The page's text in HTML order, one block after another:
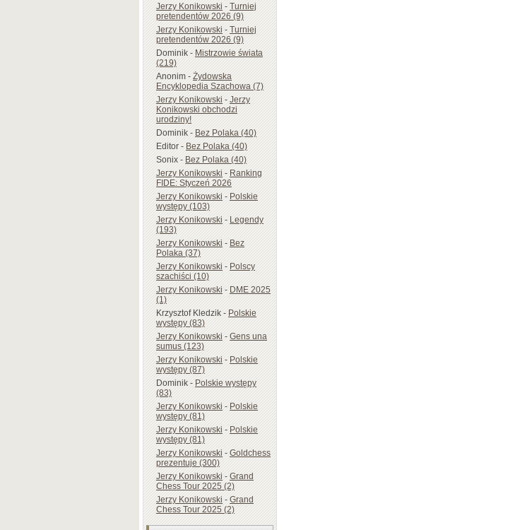
Jerzy Konikowski-Turniej
pretendentów 2026 (9)
Jerzy Konikowski-Turniej
pretendentów 2026 (9)
Dominik-Mistrzowie świata
(219)
Anonim-Żydowska
Encyklopedia Szachowa (7)
Jerzy Konikowski-Jerzy
Konikowski obchodzi
urodziny!
Dominik-Bez Polaka (40)
Editor-Bez Polaka (40)
Sonix-Bez Polaka (40)
Jerzy Konikowski-Ranking
FIDE: Styczeń 2026
Jerzy Konikowski-Polskie
występy (103)
Jerzy Konikowski-Legendy
(193)
Jerzy Konikowski-Bez
Polaka (37)
Jerzy Konikowski-Polscy
szachiści (10)
Jerzy Konikowski-DME 2025
(1)
Krzysztof Kledzik-Polskie
występy (83)
Jerzy Konikowski-Gens una
sumus (123)
Jerzy Konikowski-Polskie
występy (87)
Dominik-Polskie występy
(83)
Jerzy Konikowski-Polskie
występy (81)
Jerzy Konikowski-Polskie
występy (81)
Jerzy Konikowski-Goldchess
prezentuje (300)
Jerzy Konikowski-Grand
Chess Tour 2025 (2)
Jerzy Konikowski-Grand
Chess Tour 2025 (2)